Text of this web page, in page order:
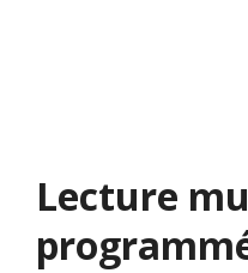
Lecture